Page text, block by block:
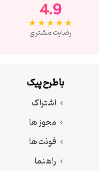
4.9
★★★★★
رضایت مشتری
با طرح پیک
اشتراک
مجوز ها
فونت ها
راهنما